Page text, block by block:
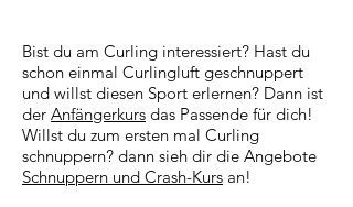
Bist du am Curling interessiert? Hast du
schon einmal Curlingluft geschnuppert
und willst diesen Sport erlernen? Dann ist
der Anfängerkurs das Passende für dich!
Willst du zum ersten mal Curling
schnuppern? dann sieh dir die Angebote
Schnuppern und Crash-Kurs an!